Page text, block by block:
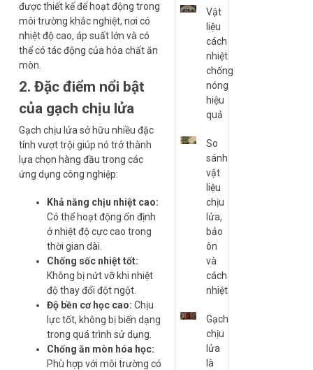
được thiết kế để hoạt động trong
môi trường khắc nghiệt, nơi có
nhiệt độ cao, áp suất lớn và có
thể có tác động của hóa chất ăn
mòn.
2. Đặc điểm nổi bật
của gạch chịu lửa
Gạch chịu lửa sở hữu nhiều đặc
tính vượt trội giúp nó trở thành
lựa chọn hàng đầu trong các
ứng dụng công nghiệp:
Khả năng chịu nhiệt cao:
Có thể hoạt động ổn định
ở nhiệt độ cực cao trong
thời gian dài.
Chống sốc nhiệt tốt:
Không bị nứt vỡ khi nhiệt
độ thay đổi đột ngột.
Độ bền cơ học cao: Chịu
lực tốt, không bị biến dạng
trong quá trình sử dụng.
Chống ăn mòn hóa học:
Phù hợp với môi trường có
Vật
liệu
cách
nhiệt
chống
nóng
hiệu
quả
So
sánh
vật
liệu
chịu
lửa,
bảo
ôn
và
cách
nhiệt
Gạch
chịu
lửa
là